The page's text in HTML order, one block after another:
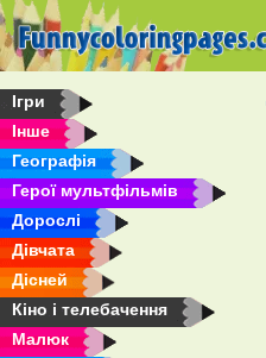
Ігри
Інше
Географія
Герої мультфільмів
Дорослі
Дівчата
Дісней
Кіно і телебачення
Малюк